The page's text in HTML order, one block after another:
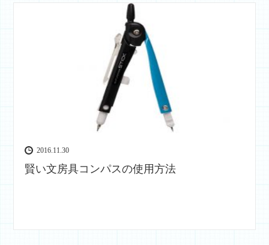
2016.11.30
賢い文房具コンパスの使用方法